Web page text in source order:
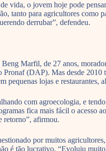
vida, o jovem hoje pode
tanto para agricultores como
derrubar”, defendeu.
Marfil, de 27 anos,
Pronaf (DAP). Mas desde
pequenas lojas e restaurantes,
com agroecologia, e
fica mais fácil o acesso
retorno”, afirmou.
por muitos
é tão lucrativo. “Evoluiu